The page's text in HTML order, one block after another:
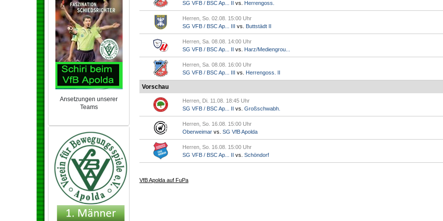
Ansetzungen unserer
Teams
SG VFB / BSC Ap... II vs. Herrengoss.
Herren, So. 02.08. 15:00 Uhr
SG VFB / BSC Ap... III vs. Buttstädt II
Herren, Sa. 08.08. 14:00 Uhr
SG VFB / BSC Ap... II vs. Harz/Mediengrou...
Herren, Sa. 08.08. 16:00 Uhr
SG VFB / BSC Ap... III vs. Herrengoss. II
Vorschau
Herren, Di. 11.08. 18:45 Uhr
SG VFB / BSC Ap... II vs. Großschwabh.
Herren, So. 16.08. 15:00 Uhr
Oberweimar vs. SG VfB Apolda
Herren, So. 16.08. 15:00 Uhr
SG VFB / BSC Ap... II vs. Schöndorf
VfB Apolda auf FuPa